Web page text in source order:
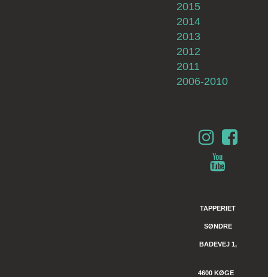
2015
2014
2013
2012
2011
2006-2010
TAPPERIET
SØNDRE
BADEVEJ 1,
4600 KØGE